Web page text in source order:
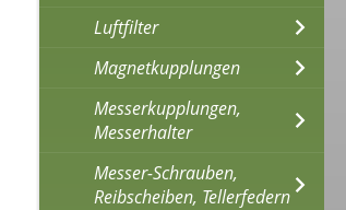
Luftfilter
Magnetkupplungen
Messerkupplungen,
Messerhalter
Messer-Schrauben,
Reibscheiben, Tellerfedern